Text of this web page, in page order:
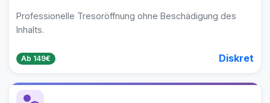
Professionelle Tresoröffnung ohne Beschädigung des
Inhalts.
Ab 149€ Diskret